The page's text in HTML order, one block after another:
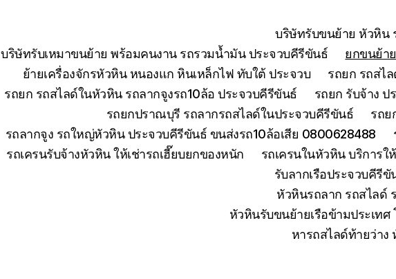
บริษัทรับขนย้าย หัวหิน
บริษัทรับเหมาขนย้าย พร้อมคนงาน รถรวมน้ำมัน ประจวบคีรีขันธ์
ยกขนย้า
ย้ายเครื่องจักรหัวหิน หนองแก หินเหล็กไฟ ทับใต้ ประจวบ
รถยก รถสไ
รถยก รถสไลด์ในหัวหิน รถลากจูงรถ10ล้อ ประจวบคีรีขันธ์
รถยก รับจ้าง ป
รถยกปราณบุรี รถลากรถสไลด์ในประจวบคีรีขันธ์
รถย
รถลากจูง รถใหญ่หัวหิน ประจวบคีรีขันธ์ ขนส่งรถ10ล้อเสีย 0800628488
รถเครนรับจ้างหัวหิน ให้เช่ารถเฮี๊ยบยกของหนัก
รถเครนในหัวหิน บริการ
รับลากเรือประจวบคีรี
หัวหินรถลาก รถสไลด์
หัวหินรับขนย้ายเรือข้ามประเท
หารถสไลด์ท้ายว่า